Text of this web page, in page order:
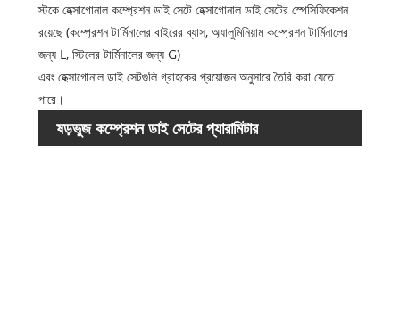
স্টকে হেক্সাগোনাল কম্প্রেশন ডাই সেটে হেক্সাগোনাল ডাই সেটের স্পেসিফিকেশন
রয়েছে (কম্প্রেশন টার্মিনালের বাইরের ব্যাস, অ্যালুমিনিয়াম কম্প্রেশন টার্মিনালের
জন্য L, স্টিলের টার্মিনালের জন্য G)
এবং হেক্সাগোনাল ডাই সেটগুলি গ্রাহকের প্রয়োজন অনুসারে তৈরি করা যেতে
পারে।
ষড়ভুজ কম্প্রেশন ডাই সেটের প্যারামিটার